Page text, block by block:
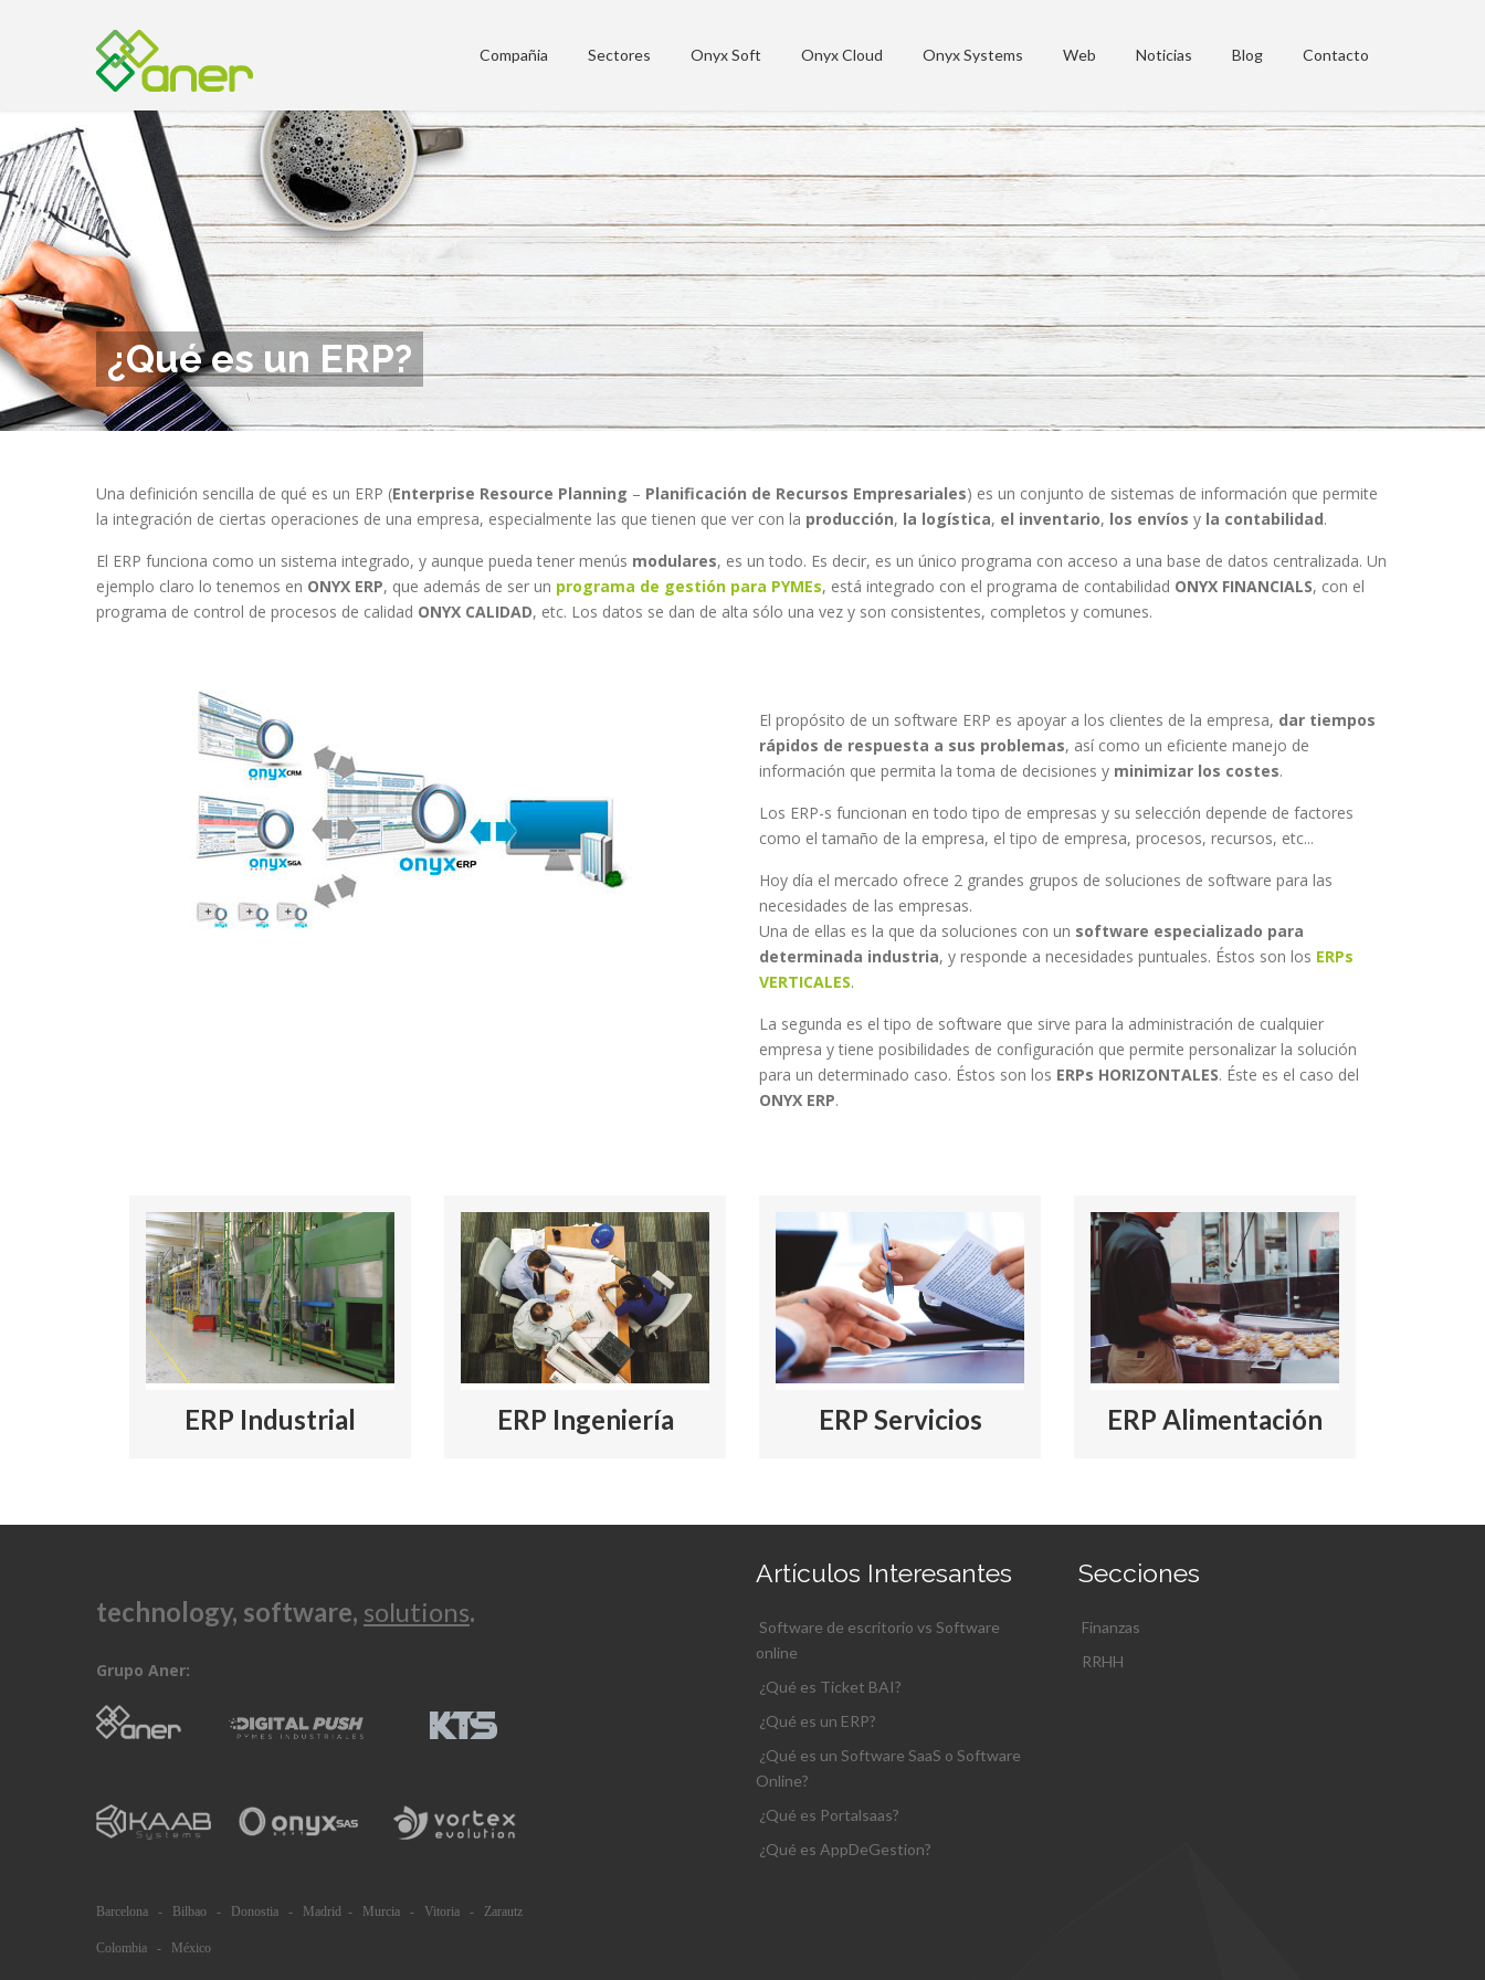
Compañia Sectores Onyx Soft Onyx Cloud Onyx Systems Web Noticias Blog Contacto
¿Qué es un ERP?
Una definición sencilla de qué es un ERP (Enterprise Resource Planning – Planificación de Recursos Empresariales) es un conjunto de sistemas de información que permite
la integración de ciertas operaciones de una empresa, especialmente las que tienen que ver con la producción, la logística, el inventario, los envíos y la contabilidad.
El ERP funciona como un sistema integrado, y aunque pueda tener menús modulares, es un todo. Es decir, es un único programa con acceso a una base de datos centralizada. Un
ejemplo claro lo tenemos en ONYX ERP, que además de ser un programa de gestión para PYMEs, está integrado con el programa de contabilidad ONYX FINANCIALS, con el
programa de control de procesos de calidad ONYX CALIDAD, etc. Los datos se dan de alta sólo una vez y son consistentes, completos y comunes.
El propósito de un software ERP es apoyar a los clientes de la empresa, dar tiempos
rápidos de respuesta a sus problemas, así como un eficiente manejo de
información que permita la toma de decisiones y minimizar los costes.
Los ERP-s funcionan en todo tipo de empresas y su selección depende de factores
como el tamaño de la empresa, el tipo de empresa, procesos, recursos, etc...
Hoy día el mercado ofrece 2 grandes grupos de soluciones de software para las
necesidades de las empresas.
Una de ellas es la que da soluciones con un software especializado para
determinada industria, y responde a necesidades puntuales. Éstos son los ERPs
VERTICALES.
La segunda es el tipo de software que sirve para la administración de cualquier
empresa y tiene posibilidades de configuración que permite personalizar la solución
para un determinado caso. Éstos son los ERPs HORIZONTALES. Éste es el caso del
ONYX ERP.
ERP Industrial ERP Ingeniería ERP Servicios ERP Alimentación
technology, software, solutions.
Grupo Aner:
Barcelona - Bilbao - Donostia - Madrid - Murcia - Vitoria - Zarautz
Colombia - México
Artículos Interesantes
Software de escritorio vs Software
online
¿Qué es Ticket BAI?
¿Qué es un ERP?
¿Qué es un Software SaaS o Software
Online?
¿Qué es Portalsaas?
¿Qué es AppDeGestion?
Secciones
Finanzas
RRHH